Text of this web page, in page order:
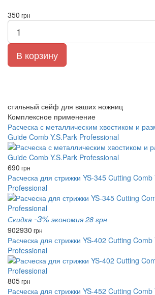
350 грн
В корзину
стильный сейф для ваших ножниц
Комплексное применение
Расческа с металлическим хвостиком и
Guide Comb Y.S.Park Professional
690 грн
Расческа для стрижки YS-345 Cutting Comb
Professional
Скидка -3% экономия 28 грн
902930 грн
Расческа для стрижки YS-402 Cutting Comb
Professional
805грн
Расческа для стрижки YS-452 Cutting Comb